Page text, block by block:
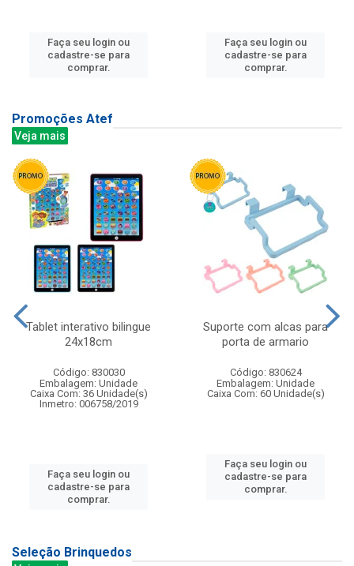
Faça seu login ou
cadastre-se para
comprar.
Faça seu login ou
cadastre-se para
comprar.
Promoções Atef
Veja mais
Tablet interativo bilingue
24x18cm
Código: 830030
Embalagem: Unidade
Caixa Com: 36 Unidade(s)
Inmetro: 006758/2019
Faça seu login ou
cadastre-se para
comprar.
Suporte com alcas para
porta de armario
Código: 830624
Embalagem: Unidade
Caixa Com: 60 Unidade(s)
Faça seu login ou
cadastre-se para
comprar.
Seleção Brinquedos